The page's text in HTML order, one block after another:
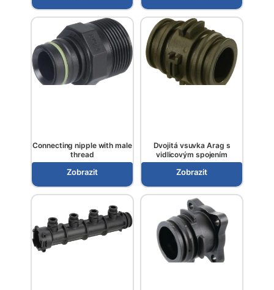
Connecting nipple with male
thread
Zobrazit
Dvojitá vsuvka Arag s
vidlicovým spojením
Zobrazit